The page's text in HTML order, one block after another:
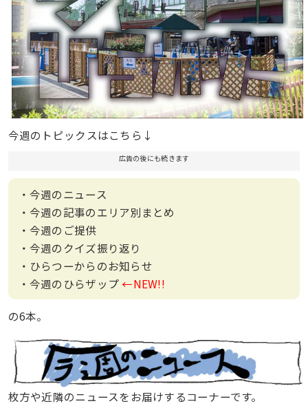
今週のトピックスはこちら↓
広告の後にも続きます
・今週のニュース
・今週の記事のエリア別まとめ
・今週のご提供
・今週のクイズ振り返り
・ひらつーからのお知らせ
・今週のひらザップ←NEW!!
の6本。
枚方や近隣のニュースをお届けするコーナーです。